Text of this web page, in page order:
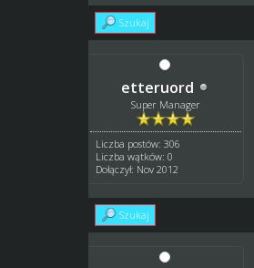
Szukaj
etteruord
Super Manager
Liczba postów: 306
Liczba wątków: 0
Dołączył: Nov 2012
Szukaj